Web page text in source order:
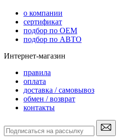
o компании
сертификат
подбор по OEM
подбор по АВТО
Интернет-магазин
правила
оплата
доставка / самовывоз
обмен / возврат
контакты